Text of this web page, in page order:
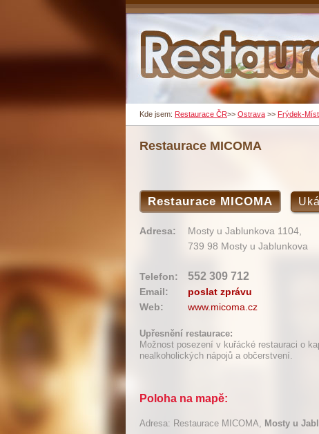
Kde jsem: Restaurace ČR>> Ostrava >> Frýdek-
Restaurace MICOMA
Restaurace MICOMA
Adresa:
Mosty u Jablunkova 1104,
739 98 Mosty u Jablunkova
Telefon: 552 309 712
Email:
poslat zprávu
Web:
www.micoma.cz
Upřesnění restaurace:
Možnost posezení v kuřácké restauraci o
nealkoholických nápojů a občerstvení.
Poloha na mapě:
Adresa: Restaurace MICOMA, Mosty u